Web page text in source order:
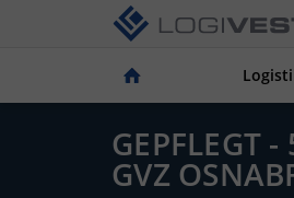
GEPFLEGT
GVZ